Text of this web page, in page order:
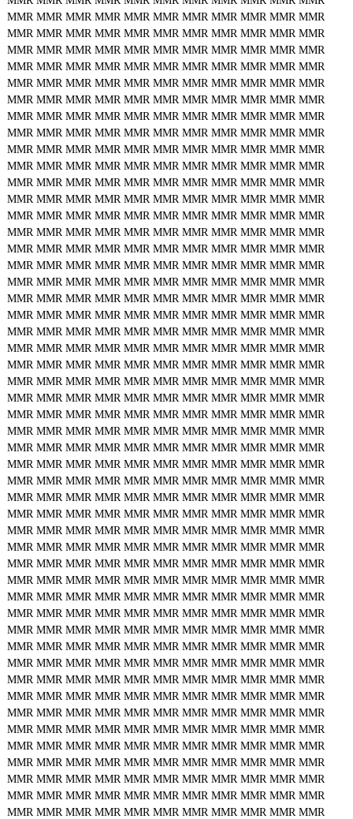
MMR MMR MMR MMR MMR MMR MMR MMR MMR MMR MMR
MMR MMR MMR MMR MMR MMR MMR MMR MMR MMR MMR
MMR MMR MMR MMR MMR MMR MMR MMR MMR MMR MMR
MMR MMR MMR MMR MMR MMR MMR MMR MMR MMR MMR
MMR MMR MMR MMR MMR MMR MMR MMR MMR MMR MMR
MMR MMR MMR MMR MMR MMR MMR MMR MMR MMR MMR
MMR MMR MMR MMR MMR MMR MMR MMR MMR MMR MMR
MMR MMR MMR MMR MMR MMR MMR MMR MMR MMR MMR
MMR MMR MMR MMR MMR MMR MMR MMR MMR MMR MMR
MMR MMR MMR MMR MMR MMR MMR MMR MMR MMR MMR
MMR MMR MMR MMR MMR MMR MMR MMR MMR MMR MMR
MMR MMR MMR MMR MMR MMR MMR MMR MMR MMR MMR
MMR MMR MMR MMR MMR MMR MMR MMR MMR MMR MMR
MMR MMR MMR MMR MMR MMR MMR MMR MMR MMR MMR
MMR MMR MMR MMR MMR MMR MMR MMR MMR MMR MMR
MMR MMR MMR MMR MMR MMR MMR MMR MMR MMR MMR
MMR MMR MMR MMR MMR MMR MMR MMR MMR MMR MMR
MMR MMR MMR MMR MMR MMR MMR MMR MMR MMR MMR
MMR MMR MMR MMR MMR MMR MMR MMR MMR MMR MMR
MMR MMR MMR MMR MMR MMR MMR MMR MMR MMR MMR
MMR MMR MMR MMR MMR MMR MMR MMR MMR MMR MMR
MMR MMR MMR MMR MMR MMR MMR MMR MMR MMR MMR
MMR MMR MMR MMR MMR MMR MMR MMR MMR MMR MMR
MMR MMR MMR MMR MMR MMR MMR MMR MMR MMR MMR
MMR MMR MMR MMR MMR MMR MMR MMR MMR MMR MMR
MMR MMR MMR MMR MMR MMR MMR MMR MMR MMR MMR
MMR MMR MMR MMR MMR MMR MMR MMR MMR MMR MMR
MMR MMR MMR MMR MMR MMR MMR MMR MMR MMR MMR
MMR MMR MMR MMR MMR MMR MMR MMR MMR MMR MMR
MMR MMR MMR MMR MMR MMR MMR MMR MMR MMR MMR
MMR MMR MMR MMR MMR MMR MMR MMR MMR MMR MMR
MMR MMR MMR MMR MMR MMR MMR MMR MMR MMR MMR
MMR MMR MMR MMR MMR MMR MMR MMR MMR MMR MMR
MMR MMR MMR MMR MMR MMR MMR MMR MMR MMR MMR
MMR MMR MMR MMR MMR MMR MMR MMR MMR MMR MMR
MMR MMR MMR MMR MMR MMR MMR MMR MMR MMR MMR
MMR MMR MMR MMR MMR MMR MMR MMR MMR MMR MMR
MMR MMR MMR MMR MMR MMR MMR MMR MMR MMR MMR
MMR MMR MMR MMR MMR MMR MMR MMR MMR MMR MMR
MMR MMR MMR MMR MMR MMR MMR MMR MMR MMR MMR
MMR MMR MMR MMR MMR MMR MMR MMR MMR MMR MMR
MMR MMR MMR MMR MMR MMR MMR MMR MMR MMR MMR
MMR MMR MMR MMR MMR MMR MMR MMR MMR MMR MMR
MMR MMR MMR MMR MMR MMR MMR MMR MMR MMR MMR
MMR MMR MMR MMR MMR MMR MMR MMR MMR MMR MMR
MMR MMR MMR MMR MMR MMR MMR MMR MMR MMR MMR
MMR MMR MMR MMR MMR MMR MMR MMR MMR MMR MMR
MMR MMR MMR MMR MMR MMR MMR MMR MMR MMR MMR
MMR MMR MMR MMR MMR MMR MMR MMR MMR MMR MMR